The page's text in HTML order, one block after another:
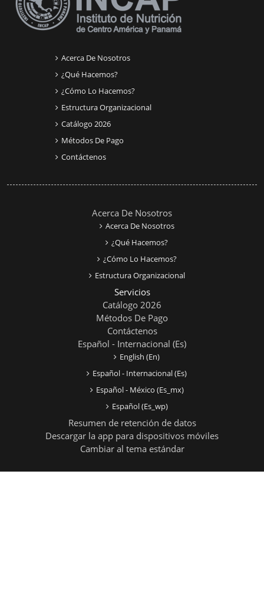
Acerca De Nosotros
¿Qué Hacemos?
¿Cómo Lo Hacemos?
Estructura Organizacional
Catálogo 2026
Métodos De Pago
Contáctenos
Acerca De Nosotros
Acerca De Nosotros
¿Qué Hacemos?
¿Cómo Lo Hacemos?
Estructura Organizacional
Servicios
Catálogo 2026
Métodos De Pago
Contáctenos
Español - Internacional ‎(es)‎
English ‎(en)‎
Español - Internacional ‎(es)‎
Español - México ‎(es_mx)‎
Español ‎(es_wp)‎
Resumen de retención de datos
Descargar la app para dispositivos móviles
Cambiar al tema estándar